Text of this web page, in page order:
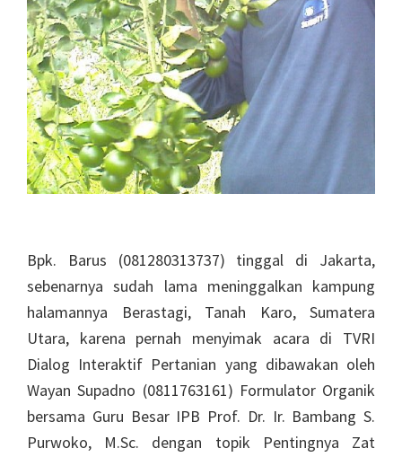
Bpk. Barus (081280313737) tinggal di Jakarta,
sebenarnya sudah lama meninggalkan kampung
halamannya Berastagi, Tanah Karo, Sumatera
Utara, karena pernah menyimak acara di TVRI
Dialog Interaktif Pertanian yang dibawakan oleh
Wayan Supadno (0811763161) Formulator Organik
bersama Guru Besar IPB Prof. Dr. Ir. Bambang S.
Purwoko, M.Sc. dengan topik Pentingnya Zat